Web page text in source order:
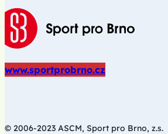
www.sportprobrno.cz
© 2006-2023 ASCM, Sport pro Brno, z.s.